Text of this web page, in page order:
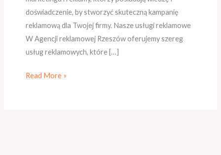
doświadczenie, by stworzyć skuteczną kampanię
reklamową dla Twojej firmy. Nasze usługi reklamowe
W Agencji reklamowej Rzeszów oferujemy szereg
usług reklamowych, które […]
Read More »